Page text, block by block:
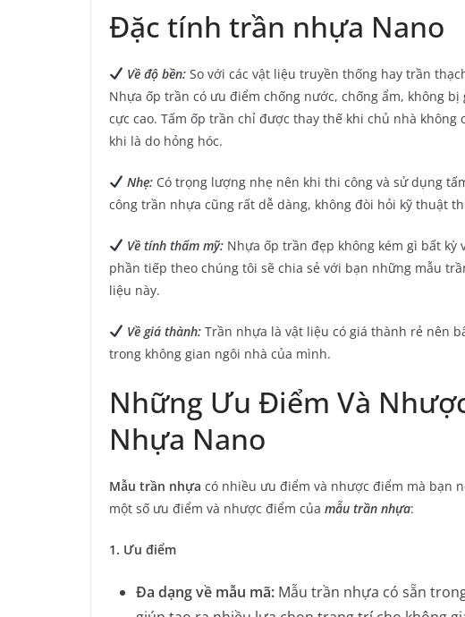
Đặc tính trần nhựa Nano
Về độ bền: So với các vật liệu truyền thống hay trần
Nhựa ốp trần có ưu điểm chống nước, chống ẩm, không
cực cao. Tấm ốp trần chỉ được thay thế khi chủ nhà
khi là do hỏng hóc.
Nhẹ: Có trọng lượng nhẹ nên khi thi công và sử dụng
công trần nhựa cũng rất dễ dàng, không đòi hỏi kỹ thuật
Về tính thẩm mỹ: Nhựa ốp trần đẹp không kém gì bất
phần tiếp theo chúng tôi sẽ chia sẻ với bạn những mẫu
liệu này.
Về giá thành: Trần nhựa là vật liệu có giá thành rẻ nên
trong không gian ngôi nhà của mình.
Những Ưu Điểm Và
Nhựa Nano
Mẫu trần nhựa có nhiều ưu điểm và nhược điểm mà bạn
một số ưu điểm và nhược điểm của mẫu trần nhựa:
1. Ưu điểm
Đa dạng về mẫu mã: Mẫu trần nhựa có sẵn